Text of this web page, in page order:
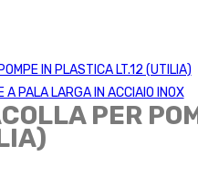
IN PLASTICA LT.12 (UTILIA)
PALA LARGA IN ACCIAIO INOX
PER